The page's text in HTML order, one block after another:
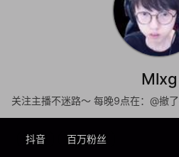
Mlxg
抖音 百万粉丝